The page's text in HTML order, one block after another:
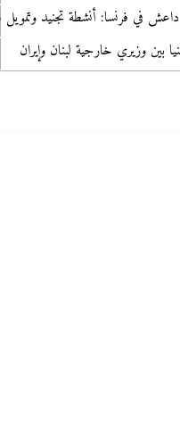
داعش في فرنسا: أنشطة تجنيد
بين وزيري خارجية لبنان وإيران